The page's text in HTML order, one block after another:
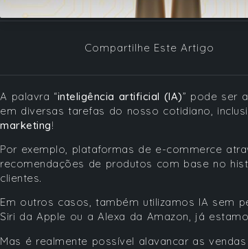
Compartilhe Este Artigo
A palavra “inteligência artificial (IA)” pode ser
em diversas tarefas do nosso cotidiano,
marketing!
Por exemplo, plataformas de e-commerce
recomendações de produtos com base no
clientes.
Em outros casos, também utilizamos IA sem
Siri da Apple ou a Alexa da Amazon, já
Mas é realmente possível alavancar as